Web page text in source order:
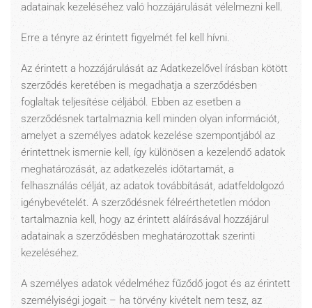
adatainak kezeléséhez való hozzájárulását vélelmezni kell.
Erre a tényre az érintett figyelmét fel kell hívni.
Az érintett a hozzájárulását az Adatkezelővel írásban kötött
szerződés keretében is megadhatja a szerződésben
foglaltak teljesítése céljából. Ebben az esetben a
szerződésnek tartalmaznia kell minden olyan információt,
amelyet a személyes adatok kezelése szempontjából az
érintettnek ismernie kell, így különösen a kezelendő adatok
meghatározását, az adatkezelés időtartamát, a
felhasználás célját, az adatok továbbítását, adatfeldolgozó
igénybevételét. A szerződésnek félreérthetetlen módon
tartalmaznia kell, hogy az érintett aláírásával hozzájárul
adatainak a szerződésben meghatározottak szerinti
kezeléséhez.
A személyes adatok védelméhez fűződő jogot és az érintett
személyiségi jogait – ha törvény kivételt nem tesz, az